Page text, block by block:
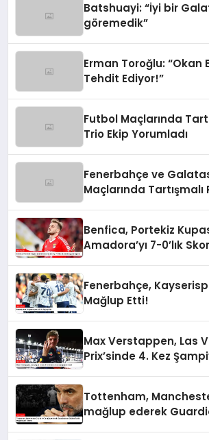
Batshuayi: “İyi bir
göremedik”
Erman Toroğlu: “Okan
Tehdit Ediyor!”
Futbol Maçlarında
Trio Ekip Yorumladı
Fenerbahçe ve
Maçlarında Tartışmalı
Benfica, Portekiz
Amadora’yı 7-0’lık
Fenerbahçe,
Mağlup Etti!
Max Verstappen, Las
Prix’sinde 4. Kez
Tottenham,
mağlup ederek